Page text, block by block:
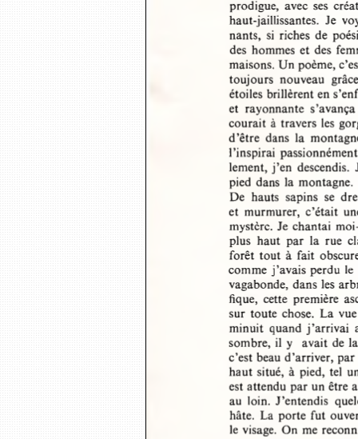
prodigue,  avec  ses
haut-jaillissantes.  Je
nants,  si  riches  de
des  hommes  et  des
maisons. Un poème,
toujours  nouveau
étoiles brillèrent en
et  rayonnante
courait à travers les
d’être  dans  la
l’inspirai
lement, j’en
pied  dans  la
De  hauts  sapins  se
et  murmurer,  c’était
mystère.  Je chantai
plus  haut  par  la  rue
forêt  tout  à  fait
comme j ’avais perdu
vagabonde,  dans les
fique,  cette  première
sur  toute  chose.  La
minuit  quand j ’arrivai
sombre,  il  y  avait de
c’est beau d’arriver,
haut situé,  à  pied,  tel
est attendu par un
au  loin.  J’entendis
hâte.  La  porte fut
le visage.  On me